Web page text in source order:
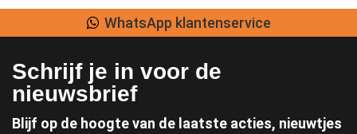
WhatsApp klantenservice
Schrijf je in voor de
nieuwsbrief
Blijf op de hoogte van de laatste acties, nieuwtjes